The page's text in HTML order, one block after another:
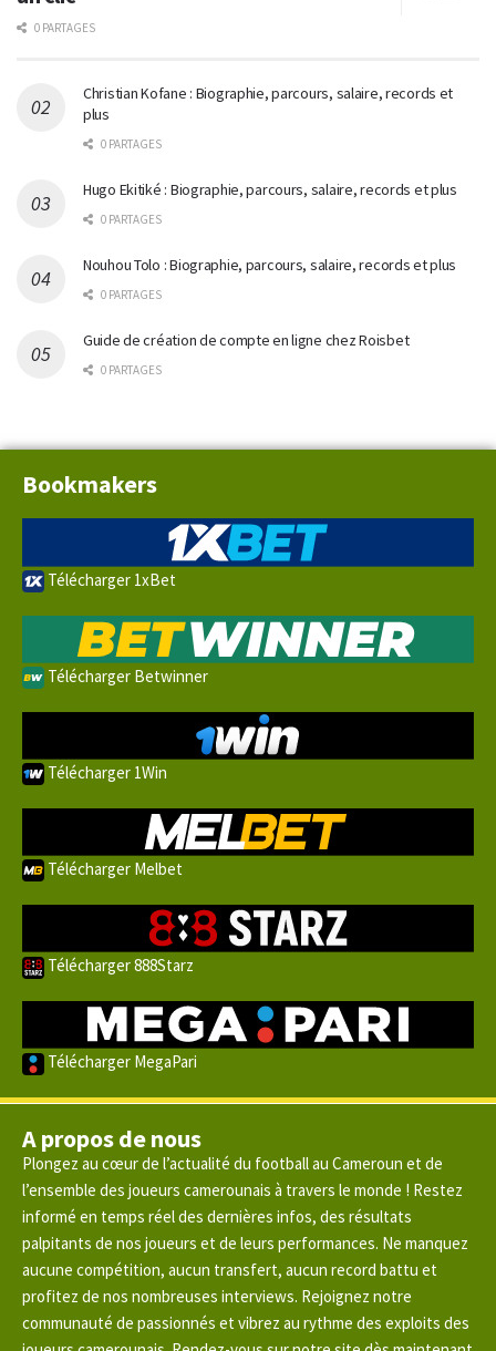
0 PARTAGES
Christian Kofane : Biographie, parcours, salaire, records et
plus
0 PARTAGES
Hugo Ekitiké : Biographie, parcours, salaire, records et plus
0 PARTAGES
Nouhou Tolo : Biographie, parcours, salaire, records et plus
0 PARTAGES
Guide de création de compte en ligne chez Roisbet
0 PARTAGES
Bookmakers
Télécharger 1xBet
Télécharger Betwinner
Télécharger 1Win
Télécharger Melbet
Télécharger 888Starz
Télécharger MegaPari
A propos de nous
Plongez au cœur de l’actualité du football au Cameroun et de
l’ensemble des joueurs camerounais à travers le monde ! Restez
informé en temps réel des dernières infos, des résultats
palpitants de nos joueurs et de leurs performances. Ne manquez
aucune compétition, aucun transfert, aucun record battu et
profitez de nos nombreuses interviews. Rejoignez notre
communauté de passionnés et vibrez au rythme des exploits des